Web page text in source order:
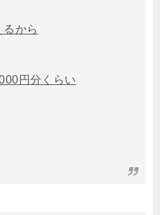
から
円分くらい